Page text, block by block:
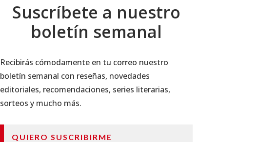
Suscríbete a nuestro
boletín semanal
Recibirás cómodamente en tu correo nuestro
boletín semanal con reseñas, novedades
editoriales, recomendaciones, series literarias,
sorteos y mucho más.
QUIERO SUSCRIBIRME